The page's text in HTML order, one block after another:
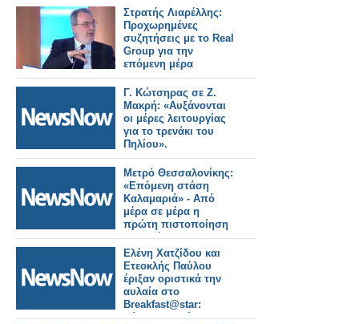
στέγη; - Όλο το
ρεπορτάζ
Στρατής Λιαρέλλης:
Προχωρημένες
συζητήσεις με το Real
Group για την
επόμενη μέρα
Γ. Κώτσηρας σε Ζ.
Μακρή: «Αυξάνονται
oι μέρες λειτουργίας
για το τρενάκι του
Πηλίου».
Μετρό Θεσσαλονίκης:
«Επόμενη στάση
Καλαμαριά» - Από
μέρα σε μέρα η
πρώτη πιστοποίηση
της επέκτασης.
Ελένη Χατζίδου και
Ετεοκλής Παύλου
έριξαν οριστικά την
αυλαία στο
Breakfast@star:
Εύχομαι καλύτερες